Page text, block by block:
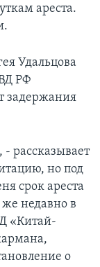
ареста.
Удальцова
РФ
задержания
- рассказывает
но под
срок ареста
недавно в
«Китай-
о